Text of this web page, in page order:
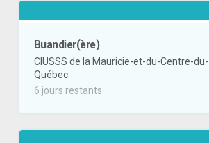
Buandier(ère)
CIUSSS de la Mauricie-et-du-Centre-du-
Québec
6 jours restants